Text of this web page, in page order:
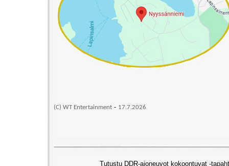
(C) WT Entertainment - 17.7.2026
Tutustu DDR-ajoneuvot kokoontuvat -